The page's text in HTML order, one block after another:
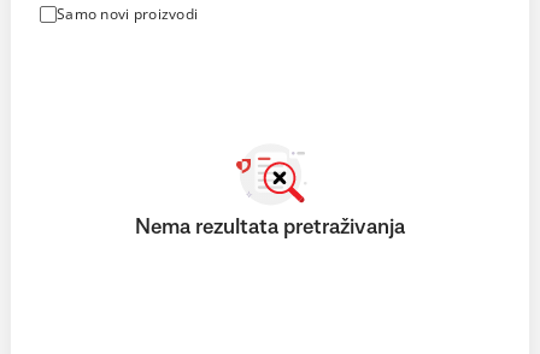
Samo novi proizvodi
Nema rezultata pretraživanja